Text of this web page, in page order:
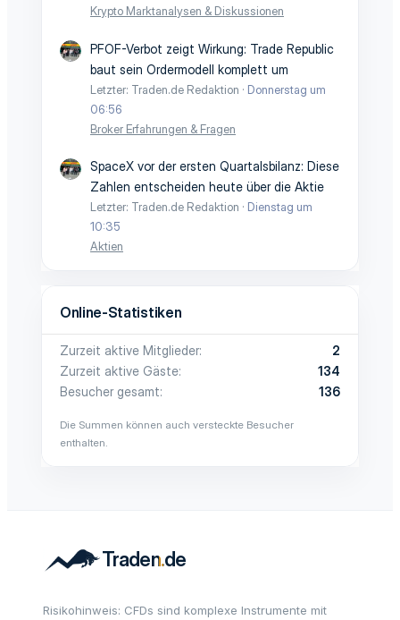
Krypto Marktanalysen & Diskussionen
PFOF-Verbot zeigt Wirkung: Trade Republic
baut sein Ordermodell komplett um
Letzter: Traden.de Redaktion
Donnerstag um
06:56
Broker Erfahrungen & Fragen
SpaceX vor der ersten Quartalsbilanz: Diese
Zahlen entscheiden heute über die Aktie
Letzter: Traden.de Redaktion
Dienstag um
10:35
Aktien
Online-Statistiken
Zurzeit aktive Mitglieder
2
Zurzeit aktive Gäste
134
Besucher gesamt
136
Die Summen können auch versteckte Besucher
enthalten.
Risikohinweis: CFDs sind komplexe Instrumente mit